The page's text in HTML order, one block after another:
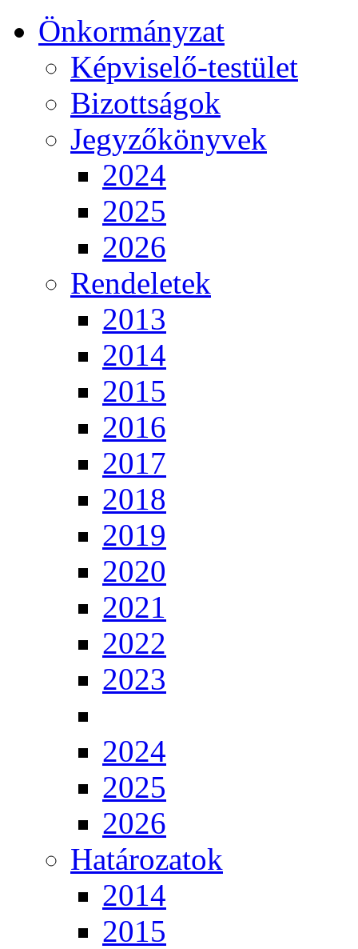
Önkormányzat
Képviselő-testület
Bizottságok
Jegyzőkönyvek
2024
2025
2026
Rendeletek
2013
2014
2015
2016
2017
2018
2019
2020
2021
2022
2023
2024
2025
2026
Határozatok
2014
2015